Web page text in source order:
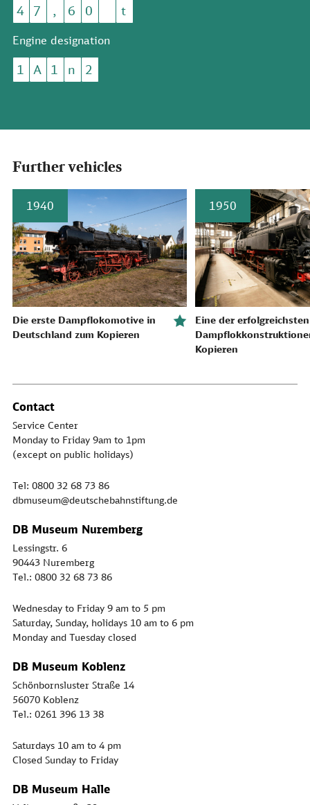
4 7 , 6 0 t
Engine designation
1 A 1 n 2
Further vehicles
1940
Die erste Dampflokomotive in
Deutschland zum Kopieren
1950
Eine der
Kopieren
Contact
Service Center
Monday to Friday 9am to 1pm
(except on public holidays)
Tel: 0800 32 68 73 86
dbmuseum@deutschebahnstiftung.de
DB Museum Nuremberg
Lessingstr. 6
90443 Nuremberg
Tel.: 0800 32 68 73 86
Wednesday to Friday 9 am to 5 pm
Saturday, Sunday, holidays 10 am to 6 pm
Monday and Tuesday closed
DB Museum Koblenz
Schönbornsluster Straße 14
56070 Koblenz
Tel.: 0261 396 13 38
Saturdays 10 am to 4 pm
Closed Sunday to Friday
DB Museum Halle